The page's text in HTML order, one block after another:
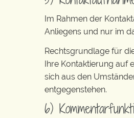
Im Rahmen der
Anliegens und nur im
Rechtsgrundlage für
Ihre Kontaktierung auf
sich aus den
entgegenstehen.
6)